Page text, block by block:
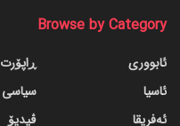
Browse by Category
ئابووری
ئاسیا
ئەفریقا
ڕاپۆرت
سیاسی
ڤیدیۆ